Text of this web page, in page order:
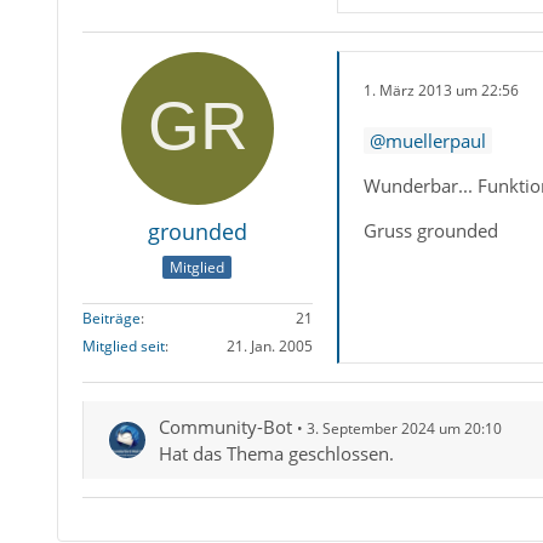
grounded
Mitglied
Beiträge
21
Mitglied seit
21. Jan. 2005
1. März 2013 um 22:56
muellerpaul
Wunderbar...
Gruss grounded
Community-Bot 3. September 2024 um 20:10
Hat das Thema geschlossen.